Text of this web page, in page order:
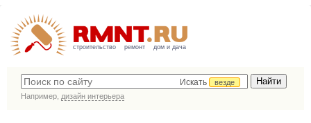
строительство ремонт дом и дача
Искать
везде
Например, дизайн интерьера